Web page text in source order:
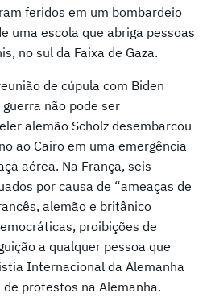
feridos em um bombardeio
uma escola que abriga pessoas
no sul da Faixa de Gaza.
de cúpula com Biden
não pode ser
alemão Scholz desembarcou
ao Cairo em uma emergência
aérea. Na França, seis
por causa de “ameaças de
alemão e britânico
proibições de
a qualquer pessoa que
Internacional da Alemanha
protestos na Alemanha.